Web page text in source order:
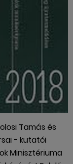
Tamás és
- kutatói
Minisztériuma